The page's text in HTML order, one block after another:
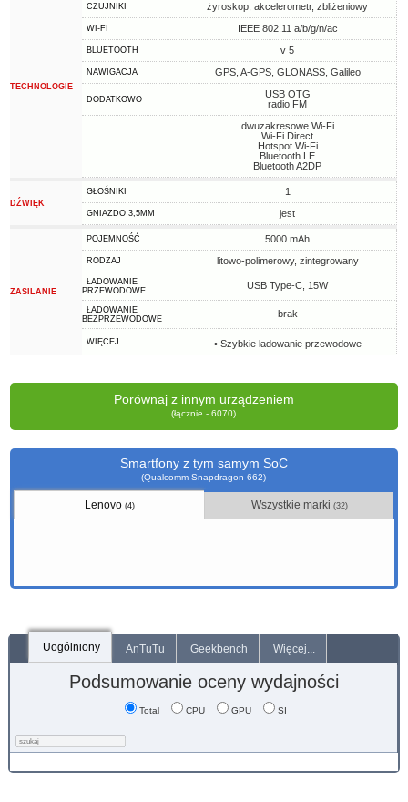
TECHNOLOGIE
CZUJNIKI żyroskop, akcelerometr, zbliżeniowy
WI-FI IEEE 802.11 a/b/g/n/ac
BLUETOOTH v 5
NAWIGACJA GPS, A-GPS, GLONASS, Galileo
DODATKOWO
USB OTG
radio FM
dwuzakresowe Wi-Fi
Wi-Fi Direct
Hotspot Wi-Fi
Bluetooth LE
Bluetooth A2DP
DŹWIĘK
GŁOŚNIKI 1
GNIAZDO 3,5MM jest
ZASILANIE
POJEMNOŚĆ 5000 mAh
RODZAJ litowo-polimerowy, zintegrowany
ŁADOWANIE
PRZEWODOWE
USB Type-C, 15W
ŁADOWANIE
BEZPRZEWODOWE
brak
WIĘCEJ • Szybkie ładowanie przewodowe
Porównaj z innym urządzeniem
(łącznie - 6070)
Smartfony z tym samym SoC
(Qualcomm Snapdragon 662)
Lenovo (4) Wszystkie marki (32)
Uogólniony AnTuTu Geekbench Więcej...
Podsumowanie oceny wydajności
Total CPU GPU SI